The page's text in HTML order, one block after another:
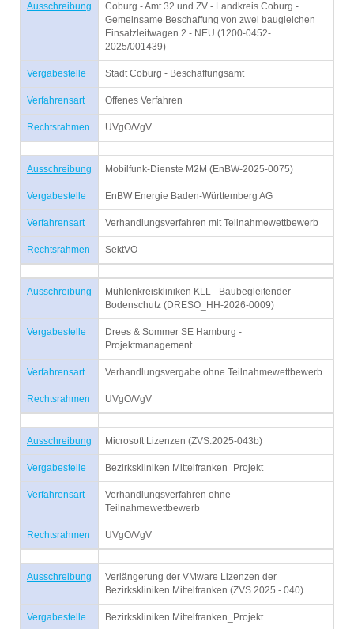
Ausschreibung
Coburg - Amt 32 und ZV - Landkreis Coburg -
Gemeinsame Beschaffung von zwei baugleichen
Einsatzleitwagen 2 - NEU (1200-0452-
2025/001439)
Vergabestelle Stadt Coburg - Beschaffungsamt
Verfahrensart Offenes Verfahren
Rechtsrahmen UVgO/VgV
Ausschreibung Mobilfunk-Dienste M2M (EnBW-2025-0075)
Vergabestelle EnBW Energie Baden-Württemberg AG
Verfahrensart Verhandlungsverfahren mit Teilnahmewettbewerb
Rechtsrahmen SektVO
Ausschreibung
Mühlenkreiskliniken KLL - Baubegleitender
Bodenschutz (DRESO_HH-2026-0009)
Vergabestelle
Drees & Sommer SE Hamburg -
Projektmanagement
Verfahrensart Verhandlungsvergabe ohne Teilnahmewettbewerb
Rechtsrahmen UVgO/VgV
Ausschreibung Microsoft Lizenzen (ZVS.2025-043b)
Vergabestelle Bezirkskliniken Mittelfranken_Projekt
Verfahrensart
Verhandlungsverfahren ohne
Teilnahmewettbewerb
Rechtsrahmen UVgO/VgV
Ausschreibung
Verlängerung der VMware Lizenzen der
Bezirkskliniken Mittelfranken (ZVS.2025 - 040)
Vergabestelle Bezirkskliniken Mittelfranken_Projekt